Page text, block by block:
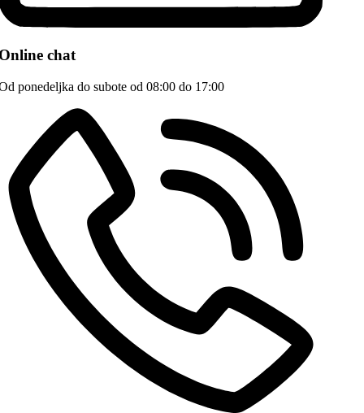
chat
ponedeljka do subote od 08:00 do 17:00